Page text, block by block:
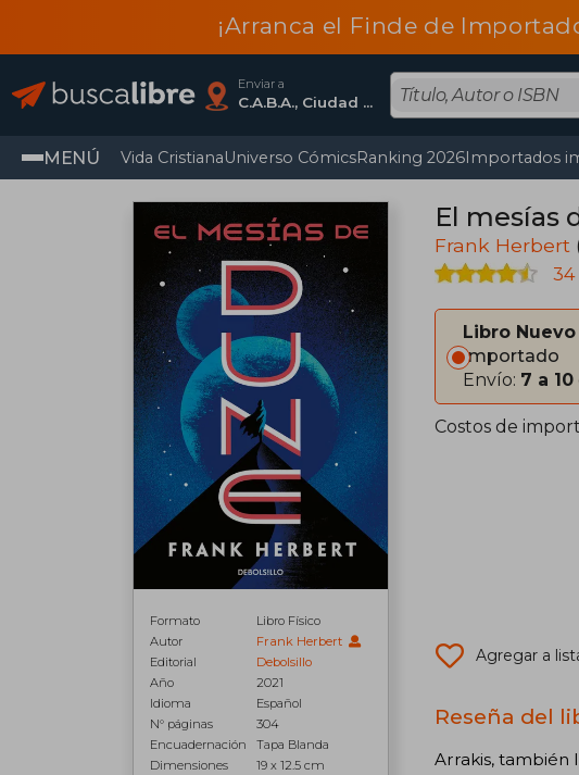
¡Arranca el Finde de
Enviar a
C.A.B.A., Ciudad Autónoma De Buenos Aires
MENÚ Vida CristianaUniverso CómicsRanking 2026Importados
Formato
Libro Físico
Autor
Frank Herbert
Editorial
Debolsillo
Año
2021
Idioma
Español
N° páginas
304
Encuadernación
Tapa Blanda
Dimensiones
19 x 12.5 cm
El mesías
Frank Herbert
34
Libro Nuevo
Importado
Envío: 7 a 10
Costos de
Agregar a
Reseña del
Arrakis, también